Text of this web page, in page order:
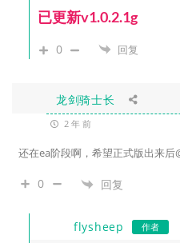
已更新v1.0.2.1g
0 回复
龙剑骑士长
2 年 前
还在ea阶段啊，希望正式版出来后
0 回复
flysheep 作者